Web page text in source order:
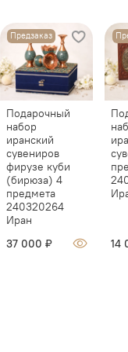
Предзаказ
Подарочный
набор
иранский
сувениров
фирузе куби
(бирюза) 4
предмета
240320264
Иран
37 000 ₽
14